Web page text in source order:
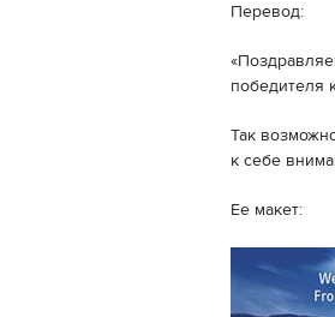
Перевод:
победителя
Так
к себе
Ее макет: